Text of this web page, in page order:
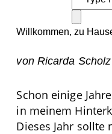
Willkommen, zu
von Ricarda Scholz
Schon einige
in meinem
Dieses Jahr sollte